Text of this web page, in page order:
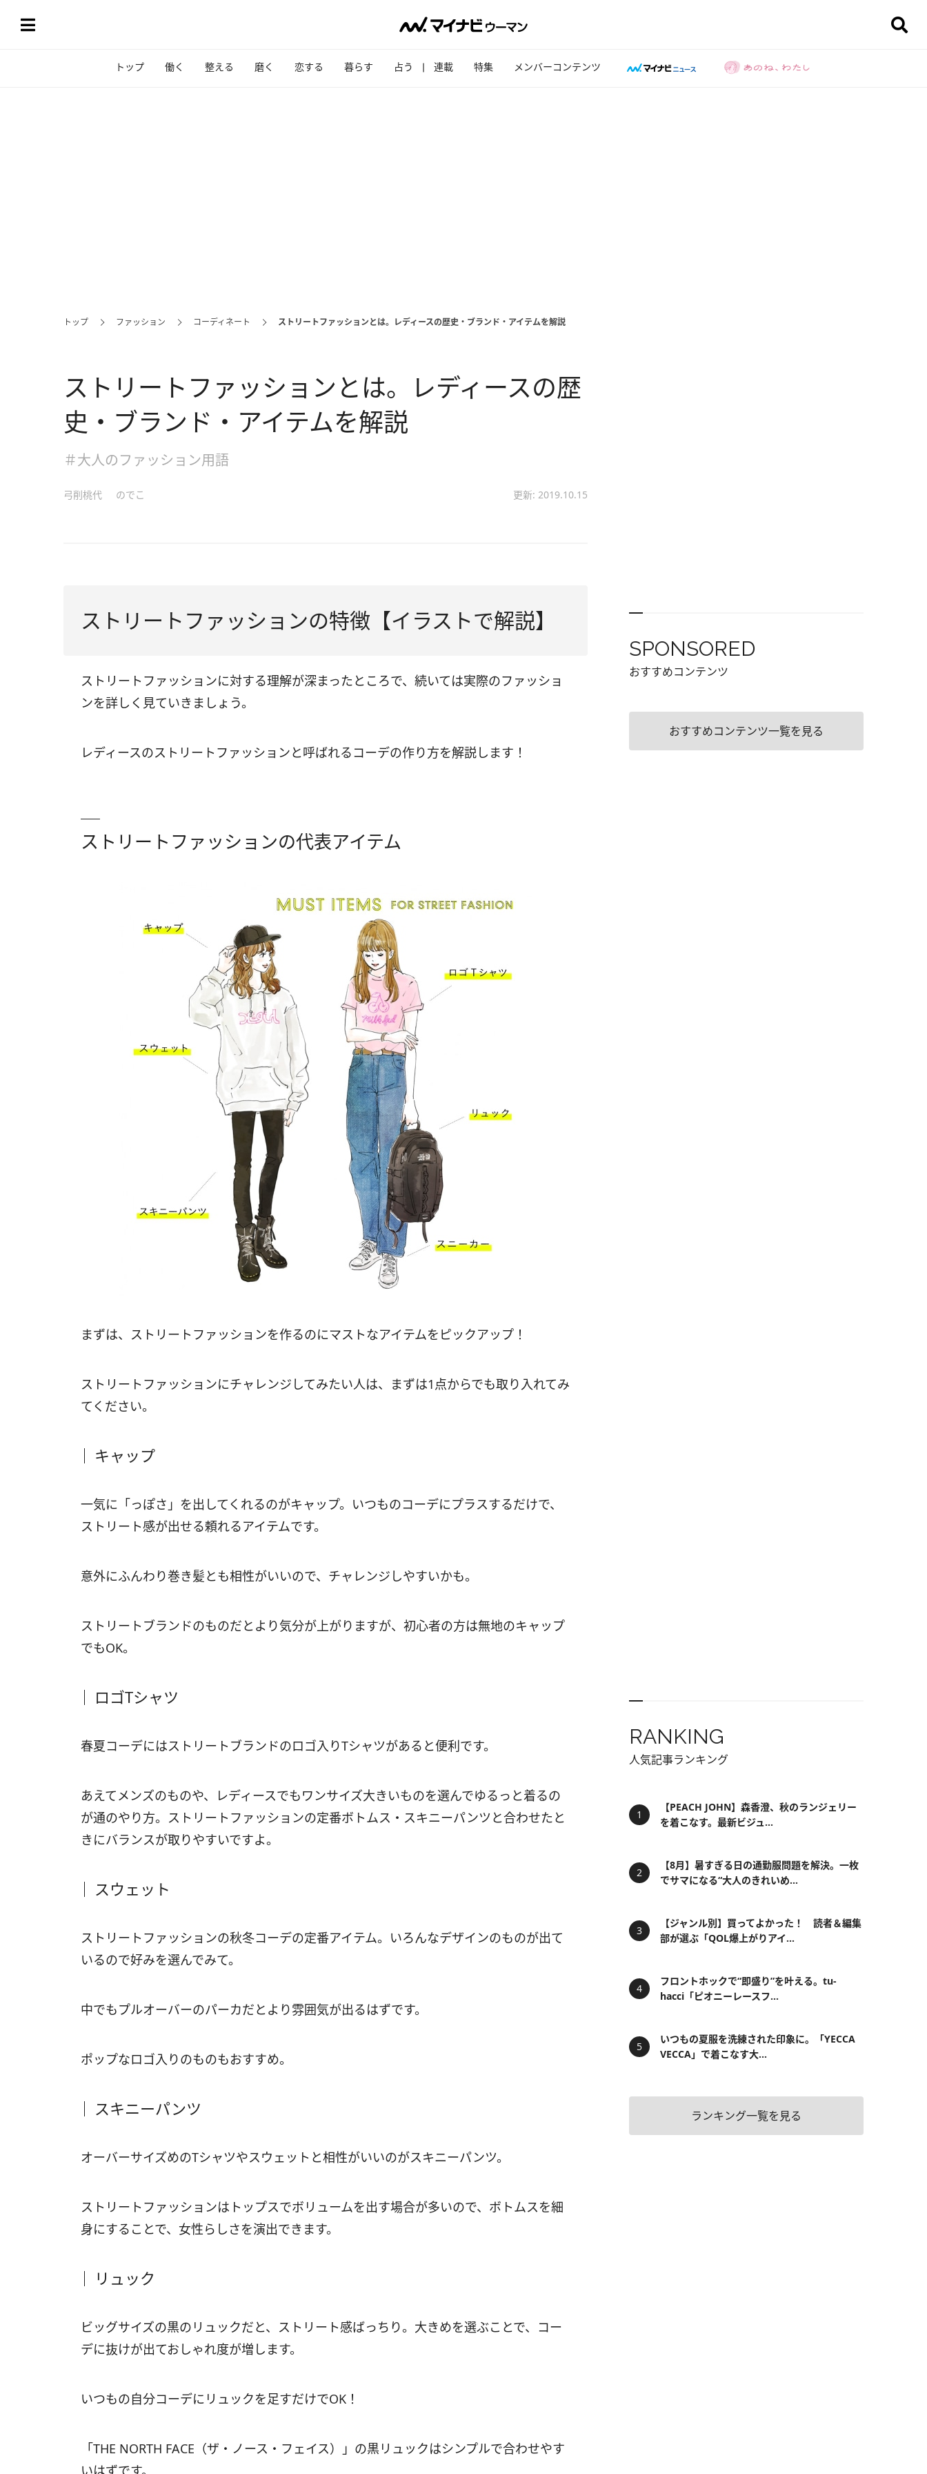
トップ 働く 整える 磨く 恋する 暮らす 占う 連載 特集 メンバーコンテンツ
トップ ファッション コーディネート ストリートファッションとは。レディースの歴史・ブランド・アイテムを解説
ストリートファッションとは。レディースの歴
史・ブランド・アイテムを解説
＃大人のファッション用語
弓削桃代 のでこ 更新: 2019.10.15
ストリートファッションの特徴【イラストで解説】
ストリートファッションに対する理解が深まったところで、続いては実際のファッショ
ンを詳しく見ていきましょう。
レディースのストリートファッションと呼ばれるコーデの作り方を解説します！
ストリートファッションの代表アイテム
まずは、ストリートファッションを作るのにマストなアイテムをピックアップ！
ストリートファッションにチャレンジしてみたい人は、まずは1点からでも取り入れてみ
てください。
キャップ
一気に「っぽさ」を出してくれるのがキャップ。いつものコーデにプラスするだけで、
ストリート感が出せる頼れるアイテムです。
意外にふんわり巻き髪とも相性がいいので、チャレンジしやすいかも。
ストリートブランドのものだとより気分が上がりますが、初心者の方は無地のキャップ
でもOK。
ロゴTシャツ
春夏コーデにはストリートブランドのロゴ入りTシャツがあると便利です。
あえてメンズのものや、レディースでもワンサイズ大きいものを選んでゆるっと着るの
が通のやり方。ストリートファッションの定番ボトムス・スキニーパンツと合わせたと
きにバランスが取りやすいですよ。
スウェット
ストリートファッションの秋冬コーデの定番アイテム。いろんなデザインのものが出て
いるので好みを選んでみて。
中でもプルオーバーのパーカだとより雰囲気が出るはずです。
ポップなロゴ入りのものもおすすめ。
スキニーパンツ
オーバーサイズめのTシャツやスウェットと相性がいいのがスキニーパンツ。
ストリートファッションはトップスでボリュームを出す場合が多いので、ボトムスを細
身にすることで、女性らしさを演出できます。
リュック
ビッグサイズの黒のリュックだと、ストリート感ばっちり。大きめを選ぶことで、コー
デに抜けが出ておしゃれ度が増します。
いつもの自分コーデにリュックを足すだけでOK！
「THE NORTH FACE（ザ・ノース・フェイス）」の黒リュックはシンプルで合わせやす
いはずです。
SPONSORED
おすすめコンテンツ
おすすめコンテンツ一覧を見る
RANKING
人気記事ランキング
【PEACH JOHN】森香澄、秋のランジェリー
を着こなす。最新ビジュ...
【8月】暑すぎる日の通勤服問題を解決。一枚
でサマになる“大人のきれいめ...
【ジャンル別】買ってよかった！ 読者＆編集
部が選ぶ「QOL爆上がりアイ...
フロントホックで“即盛り”を叶える。tu-
hacci「ピオニーレースフ...
いつもの夏服を洗練された印象に。「YECCA
VECCA」で着こなす大...
ランキング一覧を見る